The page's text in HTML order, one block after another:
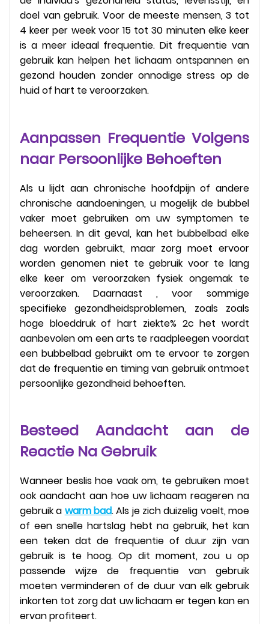
doel van gebruik. Voor de meeste mensen, 3 tot
4 keer per week voor 15 tot 30 minuten elke keer
is a meer ideaal frequentie. Dit frequentie van
gebruik kan helpen het lichaam ontspannen en
gezond houden zonder onnodige stress op de
huid of hart te veroorzaken.
Aanpassen Frequentie Volgens
naar Persoonlijke Behoeften
Als u lijdt aan chronische hoofdpijn of andere
chronische aandoeningen, u mogelijk de bubbel
vaker moet gebruiken om uw symptomen te
beheersen. In dit geval, kan het bubbelbad elke
dag worden gebruikt, maar zorg moet ervoor
worden genomen niet te gebruik voor te lang
elke keer om veroorzaken fysiek ongemak te
veroorzaken. Daarnaast , voor sommige
specifieke gezondheidsproblemen, zoals zoals
hoge bloeddruk of hart ziekte% 2c het wordt
aanbevolen om een arts te raadpleegen voordat
een bubbelbad gebruikt om te ervoor te zorgen
dat de frequentie en timing van gebruik ontmoet
persoonlijke gezondheid behoeften.
Besteed Aandacht aan de
Reactie Na Gebruik
Wanneer beslis hoe vaak om, te gebruiken moet
ook aandacht aan hoe uw lichaam reageren na
gebruik a warm bad. Als je zich duizelig voelt, moe
of een snelle hartslag hebt na gebruik, het kan
een teken dat de frequentie of duur zijn van
gebruik is te hoog. Op dit moment, zou u op
passende wijze de frequentie van gebruik
moeten verminderen of de duur van elk gebruik
inkorten tot zorg dat uw lichaam er tegen kan en
ervan profiteert.